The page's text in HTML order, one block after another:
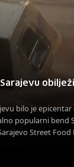
Sarajevu
bilo je
popularni bend
Street Food